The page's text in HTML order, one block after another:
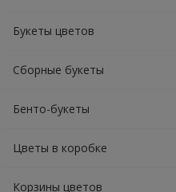
Букеты цветов
Сборные букеты
Бенто-букеты
Цветы в коробке
Корзины цветов